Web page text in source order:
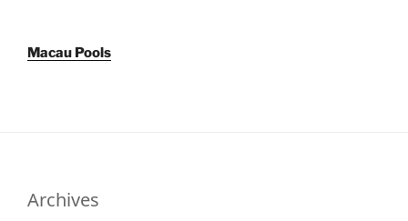
Macau Pools
Archives